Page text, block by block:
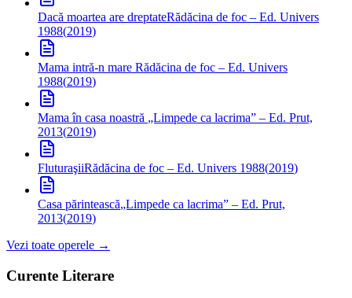
Dacă moartea are dreptateRădăcina de foc – Ed. Univers
1988(2019)
Mama intră-n mare Rădăcina de foc – Ed. Univers
1988(2019)
Mama în casa noastră „Limpede ca lacrima” – Ed. Prut,
2013(2019)
FluturaşiiRădăcina de foc – Ed. Univers 1988(2019)
Casa părintească„Limpede ca lacrima” – Ed. Prut,
2013(2019)
Vezi toate operele →
Curente Literare